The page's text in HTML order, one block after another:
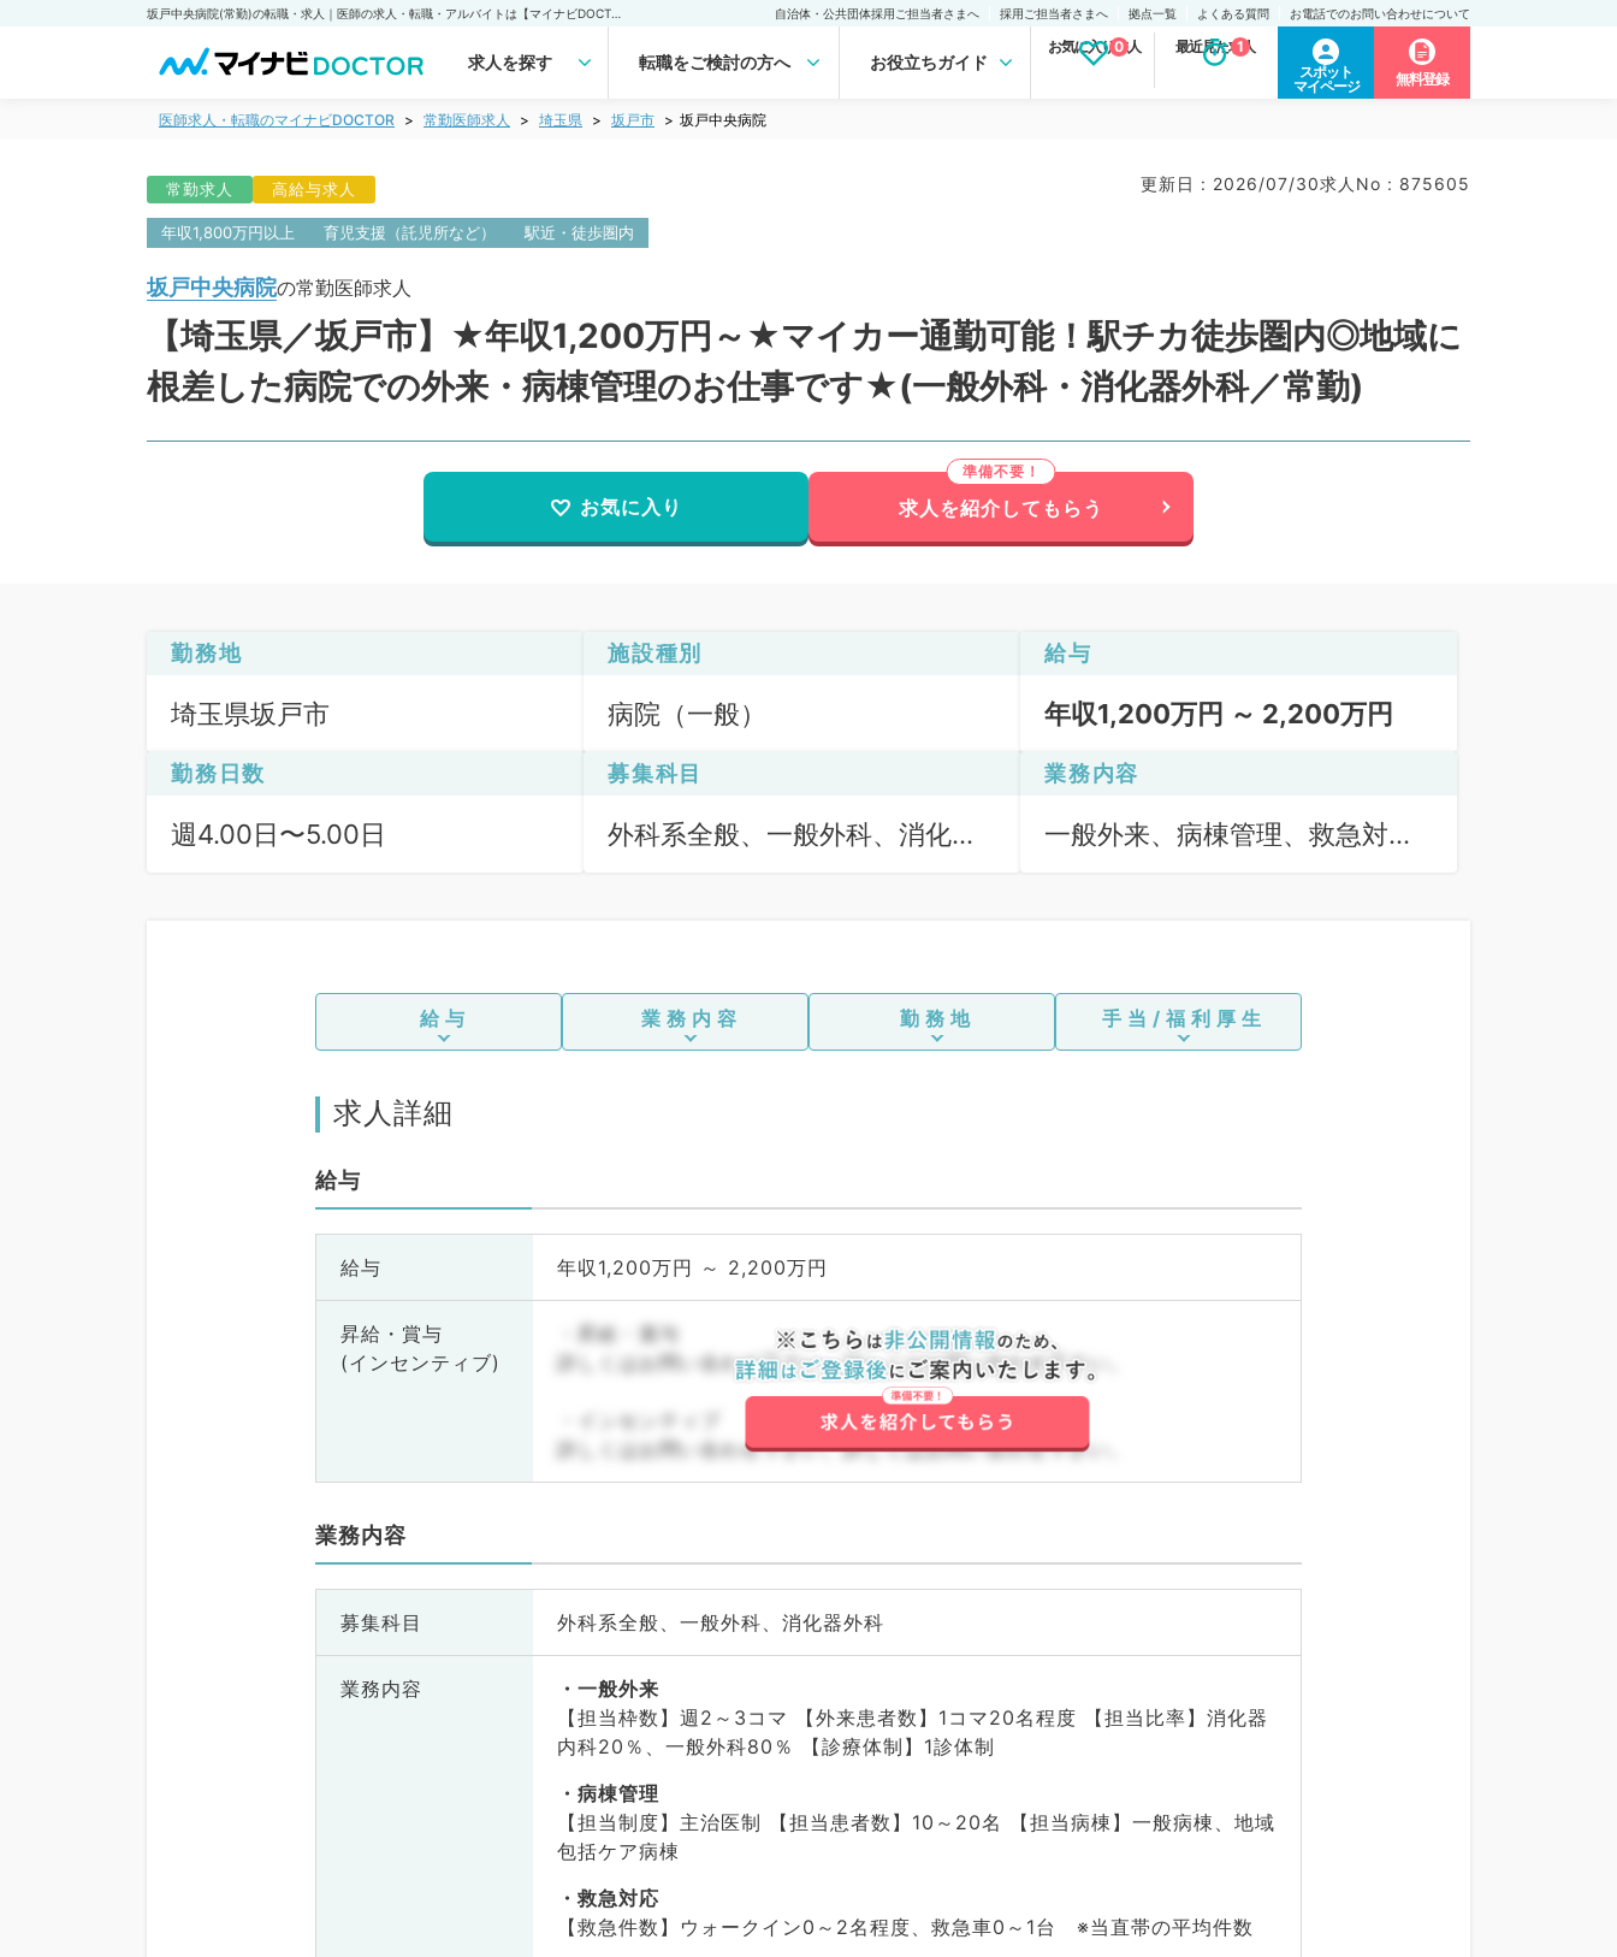
自治体・公共団体採用ご担当者さまへ 採用ご担当者さまへ 拠点一覧 よくある質問 お電話でのお問い合わせについて
求人を探す 転職をご検討の方へ お役立ちガイド
お気に入り求人
0 最近見た求人
1
スポット
マイページ
無料登録
医師求人・転職のマイナビDOCTOR 常勤医師求人 埼玉県 坂戸市 坂戸中央病院
常勤求人 高給与求人 更新日 : 2026/07/30求人No : 875605
年収1,800万円以上 育児支援（託児所など） 駅近・徒歩圏内
坂戸中央病院の常勤医師求人
【埼玉県／坂戸市】★年収1,200万円～★マイカー通勤可能！駅チカ徒歩圏内◎地域に
根差した病院での外来・病棟管理のお仕事です★(一般外科・消化器外科／常勤)
お気に入り 求人を紹介してもらう
勤務地
埼玉県坂戸市
施設種別
病院（一般）
給与
年収1,200万円 ～ 2,200万円
勤務日数
週4.00日〜5.00日
募集科目
外科系全般、一般外科、消化器
業務内容
一般外来、病棟管理、救急対
給与 業務内容 勤務地 手当/福利厚生
求人詳細
給与
給与 年収1,200万円 ～ 2,200万円
昇給・賞与
(インセンティブ)
・昇給・賞与
詳しくはお問い合わせ下さい。詳しくはお問い合わせ下さい。
・インセンティブ
詳しくはお問い合わせ下さい。詳しくはお問い合わせ下さい。
業務内容
募集科目 外科系全般、一般外科、消化器外科
業務内容
一般外来
【担当枠数】週2～3コマ 【外来患者数】1コマ20名程度 【担当比率】消化器
内科20％、一般外科80％ 【診療体制】1診体制
病棟管理
【担当制度】主治医制 【担当患者数】10～20名 【担当病棟】一般病棟、地域
包括ケア病棟
救急対応
【救急件数】ウォークイン0～2名程度、救急車0～1台 ※当直帯の平均件数